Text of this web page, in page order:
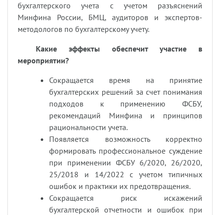
бухгалтерского учета с учетом разъяснений
Минфина России, БМЦ, аудиторов и экспертов-
методологов по бухгалтерскому учету.
Какие эффекты обеспечит участие в
мероприятии?
Сокращается время на принятие
бухгалтерских решений за счет понимания
подходов к применению ФСБУ,
рекомендаций Минфина и принципов
рациональности учета.
Появляется возможность корректно
формировать профессиональное суждение
при применении ФСБУ 6/2020, 26/2020,
25/2018 и 14/2022 с учетом типичных
ошибок и практики их предотвращения.
Сокращается риск искажений
бухгалтерской отчетности и ошибок при